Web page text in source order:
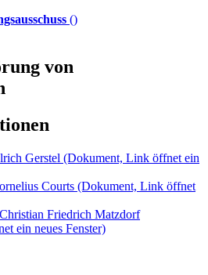
()
von
Gerstel (Dokument, Link öffnet ein
Courts (Dokument, Link öffnet
Friedrich Matzdorf
ein neues Fenster)